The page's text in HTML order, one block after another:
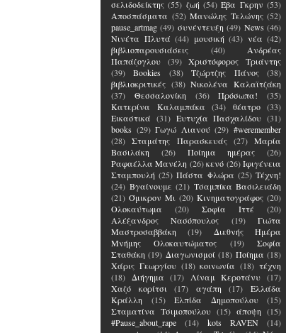
σελιδοδείκτης (55) ζωή (54) Έβα Γκρην (53)
Αποσπάσματα (52) Μανώλης Τελώνης (52)
pause_artmag (49) συνέντευξη (49) News (46)
Νινέτα Πλυτά (44) μουσική (43) νέα (42)
βιβλιοπαρουσιάσεις
(40)
Ανδρέας
Παπάζογλου
(39)
Χριστόφορος Τριάντης
(39)
Bookies (38) Τζώρτζης Πάνος
(38)
βιβλιοκριτικές (38) Νικολένα Καλαϊτζάκη
(37)
Θεσσαλονίκη (36) Πρόσωπα!
(35)
Κατερίνα Καλαμπάκα
(34) θέατρο (33)
Εικαστικά (31) Ευτυχία Πασχαλίδου (31)
books (29) Γωγώ Λιανού (29) #weremember
(28) Σταμάτης Παρασκευάς (27) Μαρία
Βασιλάκη
(26) Ποίημα ημέρας
(26)
Ραφαέλλα Μανέλη (26) κενό (26) Ιφιγένεια
Σταμπουλή (25) Πάστα Φλώρα (25) Τέχνη!
(24) Βγαίνουμε (21) Τσαμπίκα Βασιλειάδη
(21) Όμικρον Μι (20) Κινηματογράφος (20)
Ολοκαύτωμα
(20) Σοφία Ιττέ
(20)
Αλέξανδρος Νασόπουλος
(19)
Γιώτα
Μαστροσαββάκη
(19)
Διεθνής Ημέρα
Μνήμης Ολοκαυτώματος
(19)
Σοφία
Σταθάκη (19) Διαγωνισμοί (18) Ποίημα (18)
Χάρις Γεωργίου (18) κοινωνία (18) τέχνη
(18)
Διήγημα (17) Λίναμ Κεροτάνυ (17)
Χαζό κορίτσι
(17) αγάπη (17)
Ελλάδα
Κράλλη
(15) Ελπίδα Δημοπούλου
(15)
Σταματίνα Τσιμοπούλου (15) άποψη (15)
#Pause_about_rape
(14) kots RAVEN
(14)